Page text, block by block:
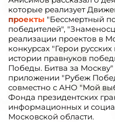
которые реализует
проекты "Бессмертный
победителей",
реализации проектов в
конкурсах "Герои
истории правнуков
Победы. Битва за
приложении "Рубеж
совместно с АНО "Мой
Фонда президентских
информационных и
Московской области.